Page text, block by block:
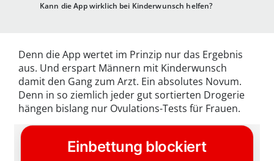
Kann die App wirklich bei Kinderwunsch helfen?
Denn die App wertet im Prinzip nur das Ergebnis
aus. Und erspart Männern mit Kinderwunsch
damit den Gang zum Arzt. Ein absolutes Novum.
Denn in so ziemlich jeder gut sortierten Drogerie
hängen bislang nur Ovulations-Tests für Frauen.